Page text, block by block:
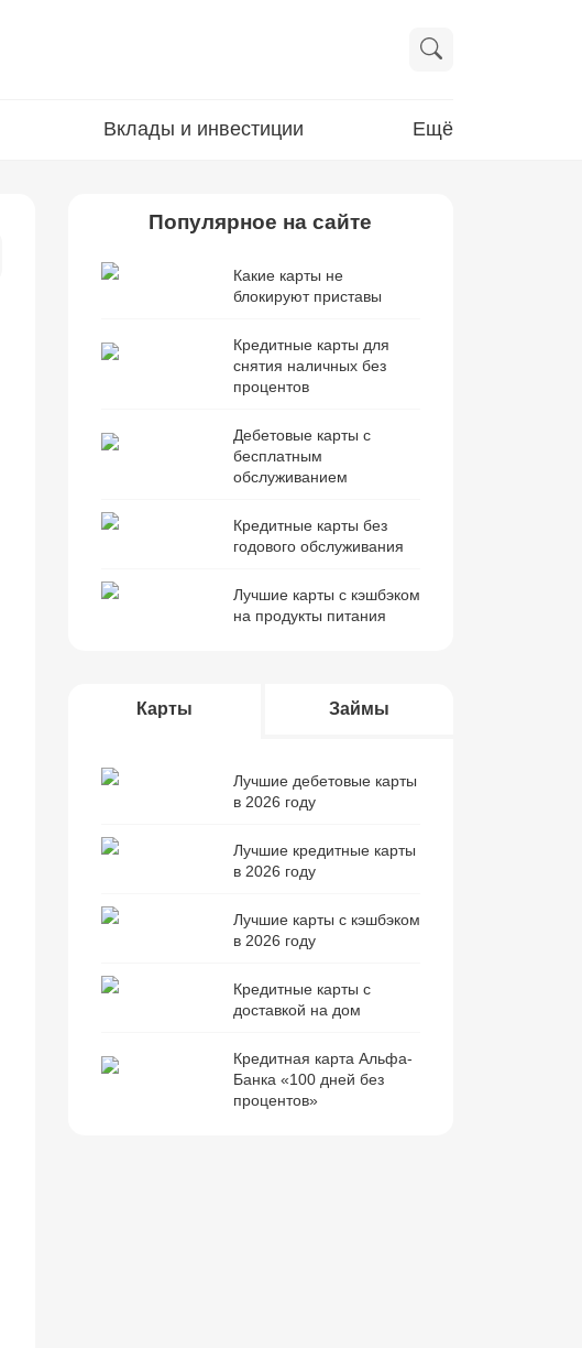
Вклады и инвестиции Ещё
Популярное на сайте
Какие карты не
блокируют приставы
Кредитные карты для
снятия наличных без
процентов
Дебетовые карты с
бесплатным
обслуживанием
Кредитные карты без
годового обслуживания
Лучшие карты с кэшбэком
на продукты питания
Карты Займы
Лучшие дебетовые карты
в 2026 году
Лучшие кредитные карты
в 2026 году
Лучшие карты с кэшбэком
в 2026 году
Кредитные карты с
доставкой на дом
Кредитная карта Альфа-
Банка «100 дней без
процентов»